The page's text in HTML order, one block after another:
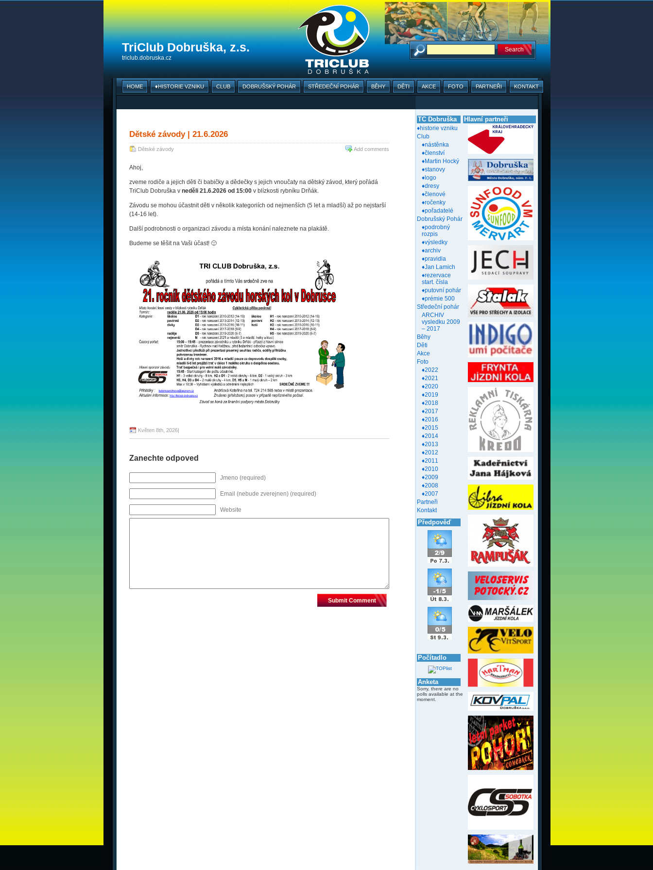
TriClub Dobruška, z.s.
triclub.dobruska.cz
HOME ♦HISTORIE VZNIKU CLUB DOBRUŠSKÝ POHÁR STŘEDEČNÍ POHÁR BĚHY DĚTI AKCE FOTO PARTNEŘI KONTAKT
Dětské závody | 21.6.2026
Dětské závody Add comments
Ahoj,
zveme rodiče a jejich děti či babičky a dědečky s jejich vnoučaty na dětský závod, který pořádá
TriClub Dobruška v neděli 21.6.2026 od 15:00v blízkosti rybníku Drňák.
Závodu se mohou účastnit děti v několik kategoriích od nejmenších (5 let a mladší) až po nejstarší
(14-16 let).
Další podrobnosti o organizaci závodu a místa konání naleznete na plakátě.
Budeme se těšit na Vaši účast! 🙂
Květen 8th, 2026|
Zanechte odpoved
Jmeno (required)
Email (nebude zverejnen) (required)
Website
TC Dobruška
♦historie vzniku
Club
♦nástěnka
♦členství
♦Martin Hocký
♦stanovy
♦logo
♦dresy
♦členové
♦ročenky
♦pořadatelé
Dobrušský Pohár
♦podrobný
rozpis
♦výsledky
♦archiv
♦pravidla
♦Jan Lamich
♦rezervace
start. čísla
♦putovní pohár
♦prémie 500
Středeční pohár
ARCHIV
vysledku 2009
– 2017
Běhy
Děti
Akce
Foto
♦2022
♦2021
♦2020
♦2019
♦2018
♦2017
♦2016
♦2015
♦2014
♦2013
♦2012
♦2011
♦2010
♦2009
♦2008
♦2007
Partneři
Kontakt
Předpověď
Počítadlo
Anketa
Sorry, there are no
polls available at the
moment.
Hlavní partneři